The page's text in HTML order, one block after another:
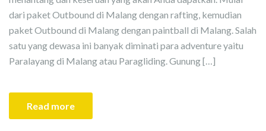
dari paket Outbound di Malang dengan rafting, kemudian
paket Outbound di Malang dengan paintball di Malang. Salah
satu yang dewasa ini banyak diminati para adventure yaitu
Paralayang di Malang atau Paragliding. Gunung […]
Read more